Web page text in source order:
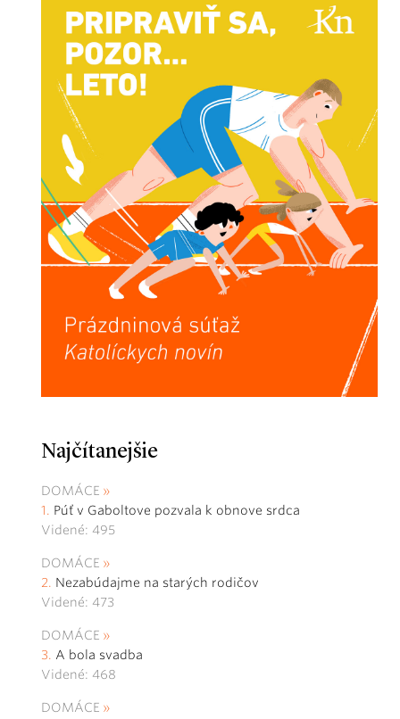
Najčítanejšie
DOMÁCE
Púť v Gaboltove pozvala k obnove srdca
Videné: 495
DOMÁCE
Nezabúdajme na starých rodičov
Videné: 473
DOMÁCE
A bola svadba
Videné: 468
DOMÁCE